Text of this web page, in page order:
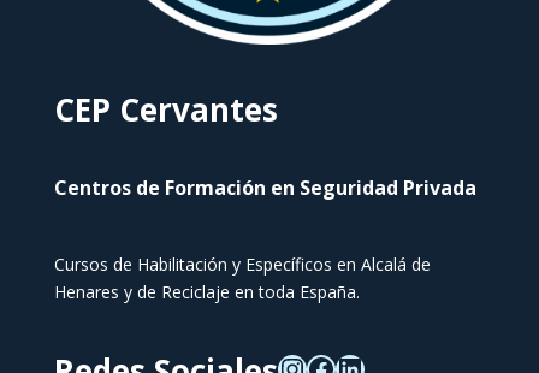
CEP Cervantes
Centros de Formación en Seguridad Privada
Cursos de Habilitación y Específicos en Alcalá de
Henares y de Reciclaje en toda España.